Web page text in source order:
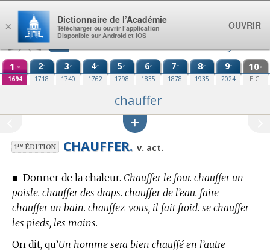
Aller au contenu
1 re
1694
2e
1718
3e
1740
4e
1762
5e
1798
6e
1835
7e
1878
8e
1935
9e
2024
10e
E.C.
chauffer
1reÉDITION CHAUFFER. v. act.
■ Donner de la chaleur. Chauffer le four. chauffer un
poisle. chauffer des draps. chauffer de l’eau. faire
chauffer un bain. chauffez-vous, il fait froid. se chauffer
les pieds, les mains.
On dit, qu’Un homme sera bien chauffé en l’autre
×
Dictionnaire de l’Académie
Télécharger ou ouvrir l’application
Disponible sur Android et iOS
OUVRIR